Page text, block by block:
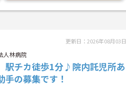
更新日：2026年08月03日
人林病院
駅チカ徒歩1分♪院内託児所あ
の募集です！